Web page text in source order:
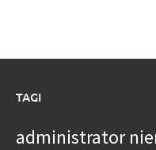
TAGI
administrator